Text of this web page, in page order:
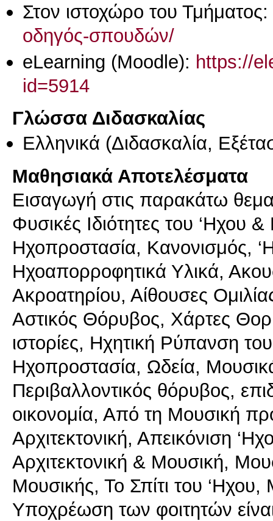
Στον ιστοχώρο του Τμήματος:
οδηγός-σπουδών/
eLearning (Moodle): https://
id=5914
Γλώσσα Διδασκαλίας
Ελληνικά (Διδασκαλία,
Μαθησιακά Αποτελέσματα
Εισαγωγή στις παρακάτω
Φυσικές Ιδιότητες του
Ηχοπροστασία, Κανονισμός,
Ηχοαπορροφητικά Υλικά,
Ακροατηρίου, Αίθουσες
Αστικός Θόρυβος, Χάρτες
ιστορίες, Ηχητική Ρύπανση
Ηχοπροστασία, Ωδεία,
Περιβαλλοντικός θόρυβος,
οικονομία, Από τη Μουσική
Αρχιτεκτονική, Απεικόνιση
Αρχιτεκτονική & Μουσική,
Μουσικής, Το Σπίτι του ‘Ηχου,
Υποχρέωση των φοιτητών